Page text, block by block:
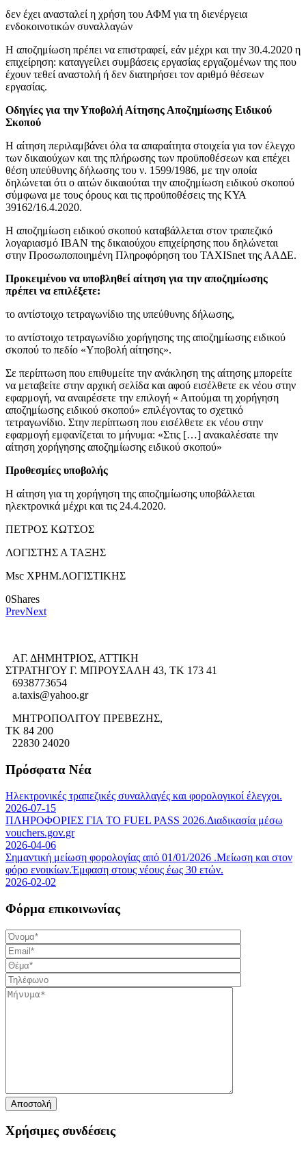
δεν έχει ανασταλεί η χρήση του ΑΦΜ για τη διενέργεια
ενδοκοινοτικών συναλλαγών
Η αποζημίωση πρέπει να επιστραφεί, εάν μέχρι και την 30.4.2020 η
επιχείρηση: καταγγείλει συμβάσεις εργασίας εργαζομένων της που
έχουν τεθεί αναστολή ή δεν διατηρήσει τον αριθμό θέσεων
εργασίας.
Οδηγίες για την Υποβολή Αίτησης Αποζημίωσης Ειδικού
Σκοπού
Η αίτηση περιλαμβάνει όλα τα απαραίτητα στοιχεία για τον έλεγχο
των δικαιούχων και της πλήρωσης των προϋποθέσεων και επέχει
θέση υπεύθυνης δήλωσης του ν. 1599/1986, με την οποία
δηλώνεται ότι ο αιτών δικαιούται την αποζημίωση ειδικού σκοπού
σύμφωνα με τους όρους και τις προϋποθέσεις της ΚΥΑ
39162/16.4.2020.
Η αποζημίωση ειδικού σκοπού καταβάλλεται στον τραπεζικό
λογαριασμό ΙΒΑΝ της δικαιούχου επιχείρησης που δηλώνεται
στην Προσωποποιημένη Πληροφόρηση του TAXISnet της ΑΑΔΕ.
Προκειμένου να υποβληθεί αίτηση για την αποζημίωσης
πρέπει να επιλέξετε:
το αντίστοιχο τετραγωνίδιο της υπεύθυνης δήλωσης,
το αντίστοιχο τετραγωνίδιο χορήγησης της αποζημίωσης ειδικού
σκοπού το πεδίο «Υποβολή αίτησης».
Σε περίπτωση που επιθυμείτε την ανάκληση της αίτησης μπορείτε
να μεταβείτε στην αρχική σελίδα και αφού εισέλθετε εκ νέου στην
εφαρμογή, να αναιρέσετε την επιλογή « Αιτούμαι τη χορήγηση
αποζημίωσης ειδικού σκοπού» επιλέγοντας το σχετικό
τετραγωνίδιο. Στην περίπτωση που εισέλθετε εκ νέου στην
εφαρμογή εμφανίζεται το μήνυμα: «Στις […] ανακαλέσατε την
αίτηση χορήγησης αποζημίωσης ειδικού σκοπού»
Προθεσμίες υποβολής
Η αίτηση για τη χορήγηση της αποζημίωσης υποβάλλεται
ηλεκτρονικά μέχρι και τις 24.4.2020.
ΠΕΤΡΟΣ ΚΩΤΣΟΣ
ΛΟΓΙΣΤΗΣ Α ΤΑΞΗΣ
Msc ΧΡΗΜ.ΛΟΓΙΣΤΙΚΗΣ
0Shares
PrevNext
ΑΓ. ΔΗΜΗΤΡΙΟΣ, ΑΤΤΙΚΗ
ΣΤΡΑΤΗΓΟΥ Γ. ΜΠΡΟΥΣΑΛΗ 43, ΤΚ 173 41
6938773654
a.taxis@yahoo.gr
ΜΗΤΡΟΠΟΛΙΤΟΥ ΠΡΕΒΕΖΗΣ,
TK 84 200
22830 24020
Πρόσφατα Νέα
Ηλεκτρονικές τραπεζικές συναλλαγές και φορολογικοί έλεγχοι.
2026-07-15
ΠΛΗΡΟΦΟΡΙΕΣ ΓΙΑ ΤΟ FUEL PASS 2026.Διαδικασία μέσω
vouchers.gov.gr
2026-04-06
Σημαντική μείωση φορολογίας από 01/01/2026 .Μείωση και στον
φόρο ενοικίων.Έμφαση στους νέους έως 30 ετών.
2026-02-02
Φόρμα επικοινωνίας
Χρήσιμες συνδέσεις